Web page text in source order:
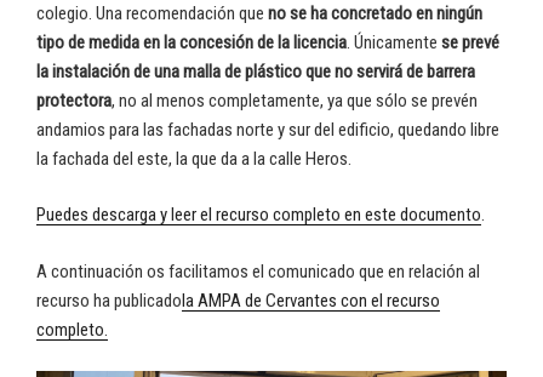
colegio. Una recomendación que no se ha concretado en ningún
tipo de medida en la concesión de la licencia. Únicamente se prevé
la instalación de una malla de plástico que no servirá de barrera
protectora, no al menos completamente, ya que sólo se prevén
andamios para las fachadas norte y sur del edificio, quedando libre
la fachada del este, la que da a la calle Heros.
Puedes descarga y leer el recurso completo en este documento.
A continuación os facilitamos el comunicado que en relación al
recurso ha publicadola AMPA de Cervantes con el recurso
completo.